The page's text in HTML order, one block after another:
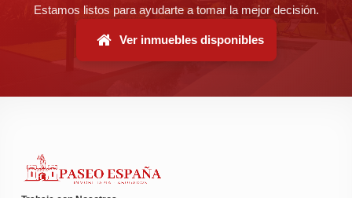
Estamos listos para ayudarte a tomar la mejor decisión.
Ver inmuebles disponibles